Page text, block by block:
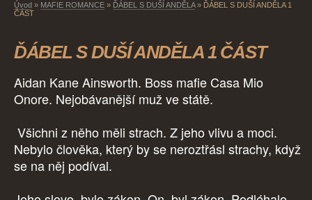
Úvod » MAFIE ROMANCE » ĎÁBEL S DUŠÍ ANDĚLA» ĎÁBEL S DUŠÍ ANDĚLA 1
ČÁST
ĎÁBEL S DUŠÍ ANDĚLA 1 ČÁST
Aidan Kane Ainsworth. Boss mafie Casa Mio
Onore. Nejobávanější muž ve státě.
Všichni z něho měli strach. Z jeho vlivu a moci.
Nebylo člověka, který by se neroztřásl strachy, když
se na něj podíval.